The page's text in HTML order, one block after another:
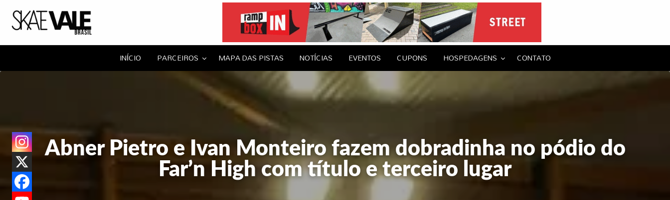
EVENTOS CUPONS HOSPEDAGENS CONTATO
Portal Skate Vale Brasil
INÍCIO PARCEIROS MAPA DAS PISTAS NOTÍCIAS EVENTOS CUPONS HOSPEDAGENS CONTATO
Abner Pietro e Ivan Monteiro fazem dobradinha no pódio do
Far’n High com título e terceiro lugar